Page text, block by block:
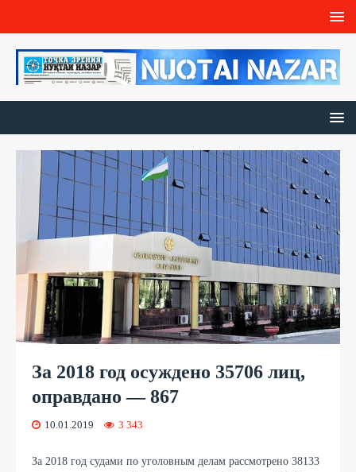
За 2018 год осуждено 35706 лиц,
оправдано — 867
10.01.2019 3 343
За 2018 год судами по уголовным делам рассмотрено 38133